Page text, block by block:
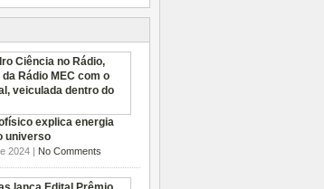
explica energia
universo
2024 | No Comments